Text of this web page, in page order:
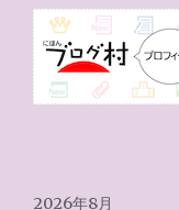
2026年8月